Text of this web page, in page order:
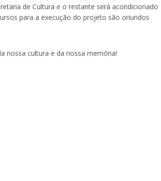
de Cultura e o restante será acondicionado
para a execução do projeto são oriundos
nossa cultura e da nossa memória!